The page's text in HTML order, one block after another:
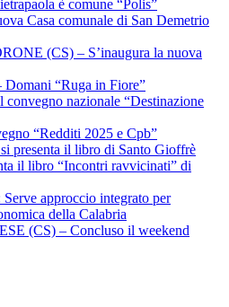
è comune “Polis”
Casa comunale di San Demetrio
(CS) – S’inaugura la nuova
“Ruga in Fiore”
nazionale “Destinazione
“Redditi 2025 e Cpb”
presenta il libro di Santo Gioffrè
il libro “Incontri ravvicinati” di
approccio integrato per
della Calabria
(CS) – Concluso il weekend